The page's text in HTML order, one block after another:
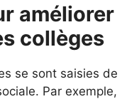
améliorer
collèges
se sont saisies de
Par exemple,